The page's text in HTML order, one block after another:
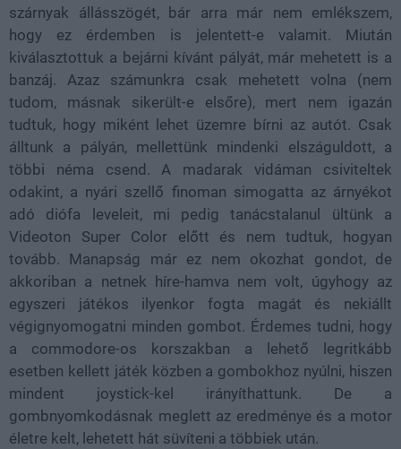
szárnyak állásszögét, bár arra már nem emlékszem,
hogy ez érdemben is jelentett-e valamit. Miután
kiválasztottuk a bejárni kívánt pályát, már mehetett is a
banzáj. Azaz számunkra csak mehetett volna (nem
tudom, másnak sikerült-e elsőre), mert nem igazán
tudtuk, hogy miként lehet üzemre bírni az autót. Csak
álltunk a pályán, mellettünk mindenki elszáguldott, a
többi néma csend. A madarak vidáman csiviteltek
odakint, a nyári szellő finoman simogatta az árnyékot
adó diófa leveleit, mi pedig tanácstalanul ültünk a
Videoton Super Color előtt és nem tudtuk, hogyan
tovább. Manapság már ez nem okozhat gondot, de
akkoriban a netnek híre-hamva nem volt, úgyhogy az
egyszeri játékos ilyenkor fogta magát és nekiállt
végignyomogatni minden gombot. Érdemes tudni, hogy
a commodore-os korszakban a lehető legritkább
esetben kellett játék közben a gombokhoz nyúlni, hiszen
mindent joystick-kel irányíthattunk. De a
gombnyomkodásnak meglett az eredménye és a motor
életre kelt, lehetett hát süvíteni a többiek után.